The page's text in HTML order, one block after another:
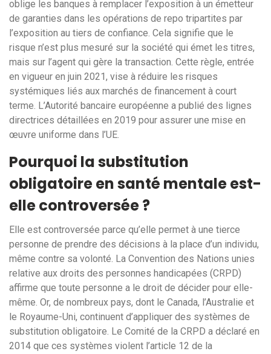
oblige les banques à remplacer l’exposition à un émetteur
de garanties dans les opérations de repo tripartites par
l’exposition au tiers de confiance. Cela signifie que le
risque n’est plus mesuré sur la société qui émet les titres,
mais sur l’agent qui gère la transaction. Cette règle, entrée
en vigueur en juin 2021, vise à réduire les risques
systémiques liés aux marchés de financement à court
terme. L’Autorité bancaire européenne a publié des lignes
directrices détaillées en 2019 pour assurer une mise en
œuvre uniforme dans l’UE.
Pourquoi la substitution
obligatoire en santé mentale est-
elle controversée ?
Elle est controversée parce qu’elle permet à une tierce
personne de prendre des décisions à la place d’un individu,
même contre sa volonté. La Convention des Nations unies
relative aux droits des personnes handicapées (CRPD)
affirme que toute personne a le droit de décider pour elle-
même. Or, de nombreux pays, dont le Canada, l’Australie et
le Royaume-Uni, continuent d’appliquer des systèmes de
substitution obligatoire. Le Comité de la CRPD a déclaré en
2014 que ces systèmes violent l’article 12 de la